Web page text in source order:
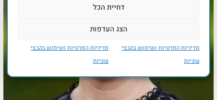
דחיית הכל
הצג העדפות
מדיניות הפרטיות ושימוש בקבצי
עוגיות
מדיניות הפרטיות ושימוש בקבצי
עוגיות